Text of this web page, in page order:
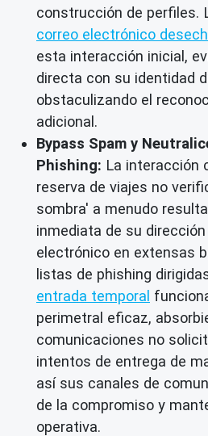
construcción de perfiles.
correo electrónico
esta interacción inicial,
directa con su identidad
obstaculizando el
adicional.
Bypass Spam y
Phishing: La interacción
reserva de viajes no
sombra' a menudo
inmediata de su
electrónico en extensas
listas de phishing
entrada temporal
perimetral eficaz,
comunicaciones no
intentos de entrega de
así sus canales de
de la compromiso y
operativa.